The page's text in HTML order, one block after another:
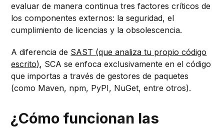
evaluar de manera continua tres factores críticos de
los componentes externos: la seguridad, el
cumplimiento de licencias y la obsolescencia.
A diferencia de SAST (que analiza tu propio código
escrito), SCA se enfoca exclusivamente en el código
que importas a través de gestores de paquetes
(como Maven, npm, PyPI, NuGet, entre otros).
¿Cómo funcionan las